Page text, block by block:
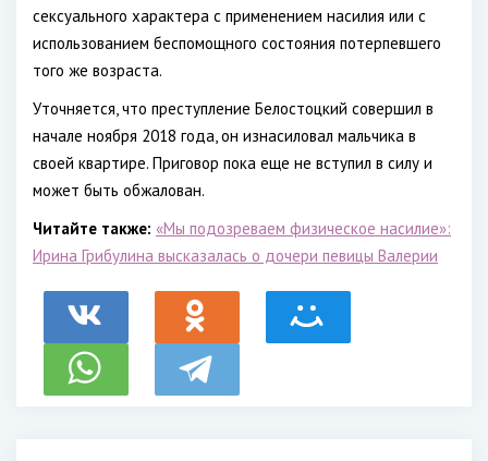
сексуального характера с применением насилия или с
использованием беспомощного состояния потерпевшего
того же возраста.
Уточняется, что преступление Белостоцкий совершил в
начале ноября 2018 года, он изнасиловал мальчика в
своей квартире. Приговор пока еще не вступил в силу и
может быть обжалован.
Читайте также: «Мы подозреваем физическое насилие»:
Ирина Грибулина высказалась о дочери певицы Валерии